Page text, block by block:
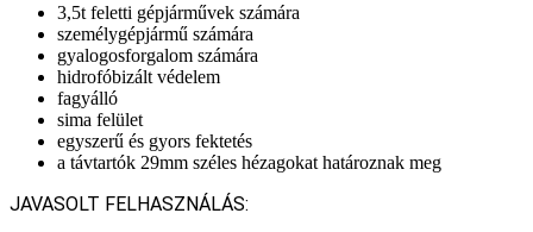
3,5t feletti gépjárművek számára
személygépjármű számára
gyalogosforgalom számára
hidrofóbizált védelem
fagyálló
sima felület
egyszerű és gyors fektetés
a távtartók 29mm széles hézagokat határoznak meg
JAVASOLT FELHASZNÁLÁS: